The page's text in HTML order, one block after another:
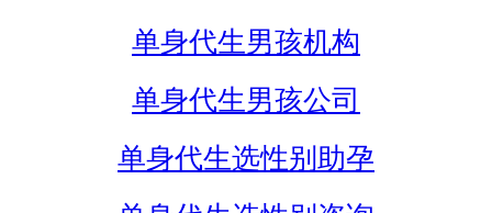
单身代生男孩机构
单身代生男孩公司
单身代生选性别助孕